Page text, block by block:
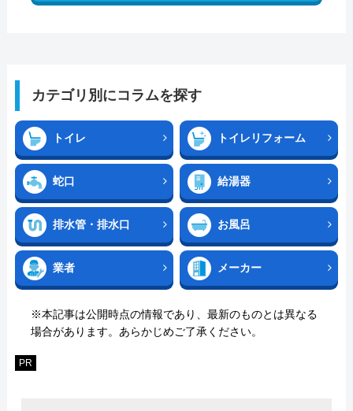
カテゴリ別にコラムを探す
トイレ トイレリフォーム
蛇口 給湯器
排水管・排水口 お風呂
業者 メーカー
※本記事は公開時点の情報であり、最新のものとは異なる
場合があります。あらかじめご了承ください。
PR